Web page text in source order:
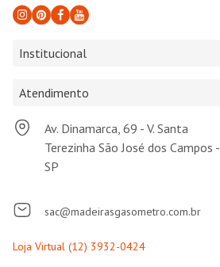
Institucional
Atendimento
Av. Dinamarca, 69 - V. Santa
Terezinha São José dos Campos -
SP
sac@madeirasgasometro.com.br